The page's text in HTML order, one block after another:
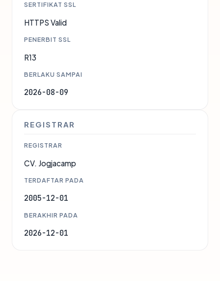
SERTIFIKAT SSL
HTTPS Valid
PENERBIT SSL
R13
BERLAKU SAMPAI
2026-08-09
REGISTRAR
REGISTRAR
CV. Jogjacamp
TERDAFTAR PADA
2005-12-01
BERAKHIR PADA
2026-12-01